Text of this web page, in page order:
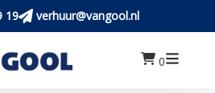
19 verhuur@vangool.nl
0